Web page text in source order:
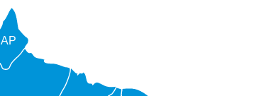
AP